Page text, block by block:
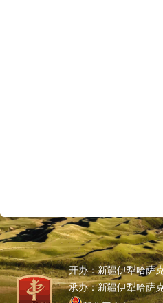
开办：新疆伊犁哈萨
承办：新疆伊犁哈萨